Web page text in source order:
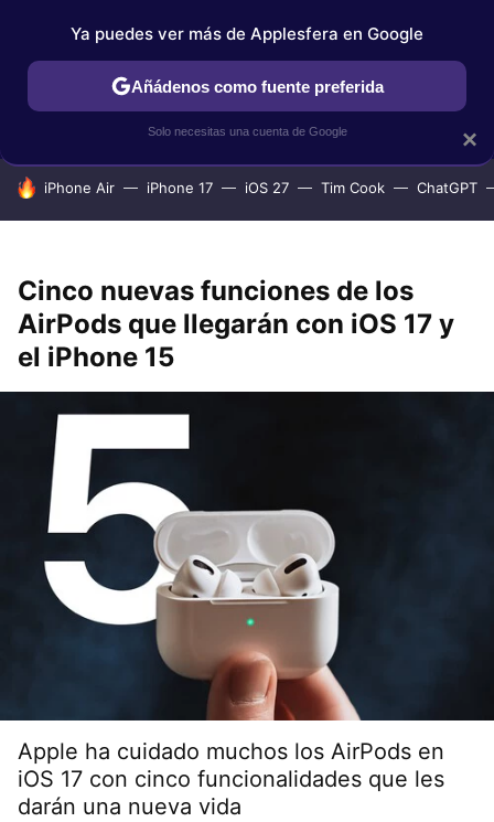
IPHONE TUTORIALES APPLESFERA SELECCIÓN
HOY SE HABLA DE
iPhone Air iPhone 17 iOS 27 Tim Cook ChatGPT
Cinco nuevas funciones de los
AirPods que llegarán con iOS 17 y
el iPhone 15
Apple ha cuidado muchos los AirPods en
iOS 17 con cinco funcionalidades que les
darán una nueva vida
×
Ya puedes ver más de Applesfera en Google
Añádenos como fuente preferida
Solo necesitas una cuenta de Google